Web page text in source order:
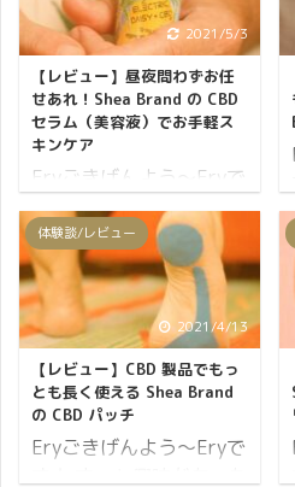
は、料理にただかけるだ
けで栄養抜群なスーパー
フードに変わります。 麻
の実ナッツと同様、特別
なコツや手間は必要あり
ません。 ヘンプシードナ
ッ ...
ビューブログです。 この
新アイテムで、CBDワッ
クスの吸引革命が起こり
ます！ 大げさではないと
思っています。 ワックス
は難しい、工程が多いと
諦めていたかた、必見で
す！ 新アイテムで、CBD
ワックスデビューしてみ
ませんか？ AZTEC CBD
C7 PLUS WAX STRAW /
アステカ CBD ワックス
ストロー 商品ページを見
に行く AZTEC CBD C7
PLUS WAX S ...
2021/5/3
【レビュー】昼夜問わずお任
せあれ！Shea Brand の CBD
セラム（美容液）でお手軽ス
キンケア
Eryごきげんよう～Eryで
す★ Shea BrandのCBDセ
ラムが気になって使用し
てみました。 このCBDセ
ラムは昼も夜も使える美
容液なので、化粧水の後
に数滴塗れば普段よりも
お肌の調子がワンランク
UPすること間違いなし！
お部屋に一本置いてある
だけで、なんだかおしゃ
体験談/レビュー
2021/4/13
【レビュー】CBD 製品でもっ
とも長く使える Shea Brand
の CBD パッチ
Eryごきげんよう～Eryで